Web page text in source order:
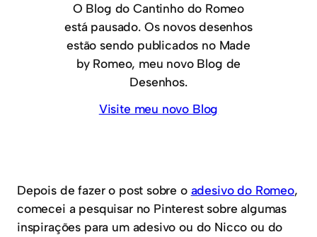
O Blog do Cantinho do Romeo
está pausado. Os novos desenhos
estão sendo publicados no Made
by Romeo, meu novo Blog de
Desenhos.
Visite meu novo Blog
Depois de fazer o post sobre o adesivo do Romeo,
comecei a pesquisar no Pinterest sobre algumas
inspirações para um adesivo ou do Nicco ou do